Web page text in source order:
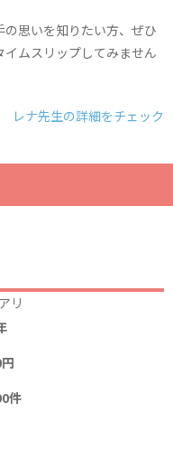
思いを知りたい方、ぜひ
ムスリップしてみません
レナ先生の詳細をチェック
リ
件